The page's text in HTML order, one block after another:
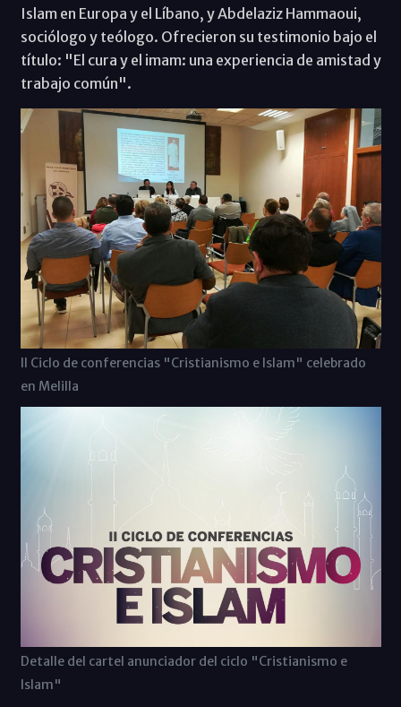
Islam en Europa y el Líbano, y Abdelaziz Hammaoui,
sociólogo y teólogo. Ofrecieron su testimonio bajo el
título: "El cura y el imam: una experiencia de amistad y
trabajo común".
II Ciclo de conferencias "Cristianismo e Islam" celebrado
en Melilla
Detalle del cartel anunciador del ciclo "Cristianismo e
Islam"